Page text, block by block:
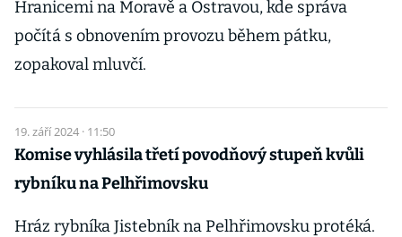
Hranicemi na Moravě a Ostravou, kde správa
počítá s obnovením provozu během pátku,
zopakoval mluvčí.
19. září 2024 · 11:50
Komise vyhlásila třetí povodňový stupeň kvůli
rybníku na Pelhřimovsku
Hráz rybníka Jistebník na Pelhřimovsku protéká.